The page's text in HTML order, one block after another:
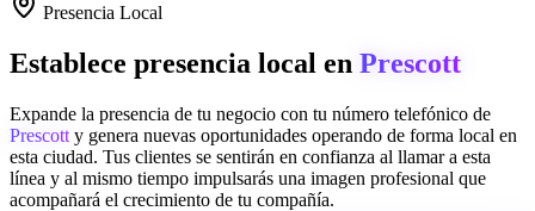
Presencia Local
Establece presencia local en Prescott
Expande la presencia de tu negocio con tu número telefónico de
Prescott y genera nuevas oportunidades operando de forma local en
esta ciudad. Tus clientes se sentirán en confianza al llamar a esta
línea y al mismo tiempo impulsarás una imagen profesional que
acompañará el crecimiento de tu compañía.